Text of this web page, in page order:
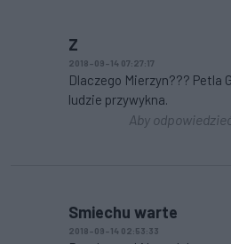
Z
2018-09-14 07:27:17
Dlaczego Mierzyn??? Petla
ludzie przywykna.
Aby
Smiechu warte
2018-09-14 02:53:33